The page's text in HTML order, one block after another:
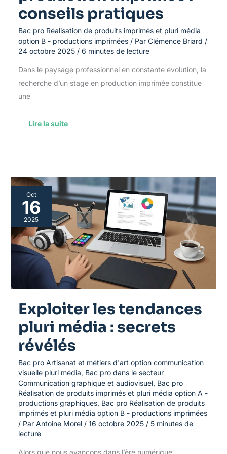
conseils pratiques
Bac pro Réalisation de produits imprimés et pluri média
option B - productions imprimées/ Par Clémence Briard /
24 octobre 2025 / 6 minutes de lecture
Dans le paysage professionnel en constante évolution, la
recherche d’un stage en production imprimée constitue
une
Lire la suite
Oct
16
2025
Exploiter les tendances
pluri média : secrets
révélés
Bac pro Artisanat et métiers d'art option communication
visuelle pluri média, Bac pro dans le secteur
Communication graphique et audiovisuel, Bac pro
Réalisation de produits imprimés et pluri média option A -
productions graphiques, Bac pro Réalisation de produits
imprimés et pluri média option B - productions imprimées
/ Par Antoine Morel / 16 octobre 2025 / 5 minutes de
lecture
Alors que nous avançons dans l’ère numérique,
Exploiter
les
tendances
pluri
média
:
secrets
révélés